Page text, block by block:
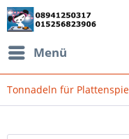
Menü
Tonnadeln für